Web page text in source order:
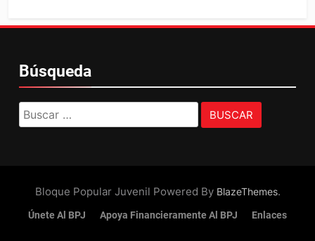
Búsqueda
Buscar:
Bloque Popular Juvenil Powered By BlazeThemes.
Únete Al BPJ Apoya Financieramente Al BPJ Enlaces